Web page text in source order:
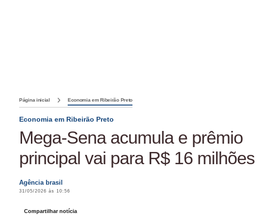
Página inicial Economia em Ribeirão Preto
Economia em Ribeirão Preto
Mega-Sena acumula e prêmio
principal vai para R$ 16 milhões
Agência brasil
31/05/2026 às 10:56
Compartilhar notícia